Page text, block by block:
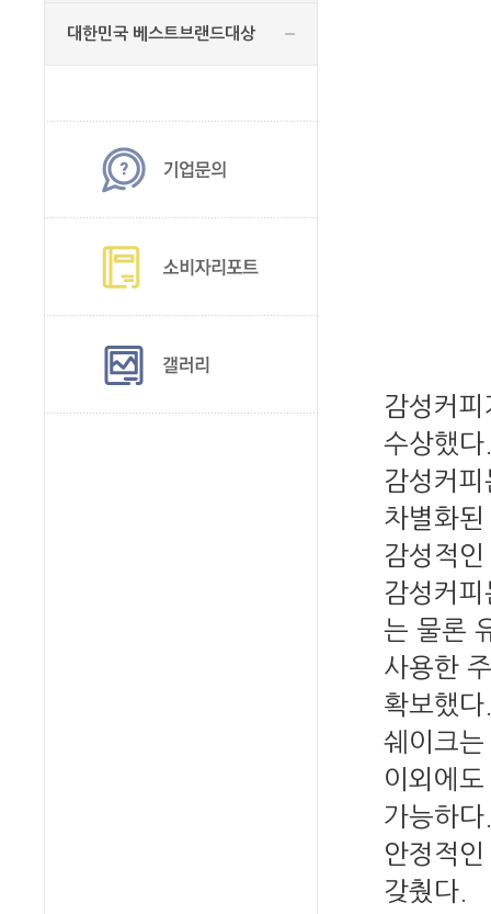
대한민국 베스트브랜드대상
감성커
수상했다.
감성커
차별화
감성적
감성커
는 물론
사용한
확보했
쉐이크
이외에
가능하
안정적
갖췄다.